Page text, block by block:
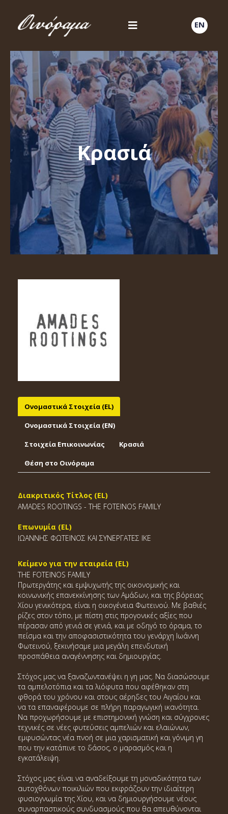
EN
Κρασιά
Ονομαστικά Στοιχεία (EL)
Ονομαστικά Στοιχεία (EΝ)
Στοιχεία Επικοινωνίας Κρασιά
Θέση στο Οινόραμα
Διακριτικός Τίτλος (EL)
AMADES ROOTINGS - THE FOTEINOS FAMILY
Επωνυμία (EL)
ΙΩΑΝΝΗΣ ΦΩΤΕΙΝΟΣ ΚΑΙ ΣΥΝΕΡΓΑΤΕΣ ΙΚΕ
Κείμενο για την εταιρεία (EL)
THE FOTEINOS FAMILY
Πρωτεργάτης και εμψυχωτής της οικονομικής και
κοινωνικής επανεκκίνησης των Αμάδων, και της βόρειας
Χίου γενικότερα, είναι η οικογένεια Φωτεινού. Με βαθιές
ρίζες στον τόπο, με πίστη στις προγονικές αξίες που
πέρασαν από γενιά σε γενιά, και με οδηγό το όραμα, το
πείσμα και την αποφασιστικότητα του γενάρχη Ιωάννη
Φωτεινού, ξεκινήσαμε μια μεγάλη επενδυτική
προσπάθεια αναγέννησης και δημιουργίας.
Στόχος μας να ξαναζωντανέψει η γη μας. Να διασώσουμε
τα αμπελοτόπια και τα λιόφυτα που αφέθηκαν στη
φθορά του χρόνου και στους αέρηδες του Αιγαίου και
να τα επαναφέρουμε σε πλήρη παραγωγική ικανότητα.
Να προχωρήσουμε με επιστημονική γνώση και σύγχρονες
τεχνικές σε νέες φυτεύσεις αμπελιών και ελαιώνων,
εμφυσώντας νέα πνοή σε μια χαρισματική και γόνιμη γη
που την κατάπινε το δάσος, ο μαρασμός και η
εγκατάλειψη.
Στόχος μας είναι να αναδείξουμε τη μοναδικότητα των
αυτοχθόνων ποικιλιών που εκφράζουν την ιδιαίτερη
φυσιογνωμία της Χίου, και να δημιουργήσουμε νέους
συναρπαστικούς συνδυασμούς που θα απευθύνονται